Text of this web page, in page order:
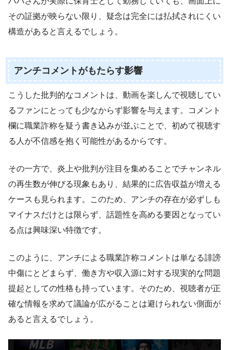
その証拠が映らない限り、疑念は完全には払拭されにくい
構造があると言えるでしょう。
アンチコメントがもたらす影響
こうした批判的なコメントは、動画を楽しんで視聴してい
るファンにとっても少なからず影響を与えます。コメント
欄に職業詐称を疑う書き込みが並ぶことで、初めて視聴す
る人が不信感を抱く可能性があるからです。
その一方で、炎上や批判が注目を集めることでチャンネル
の再生数が伸びる現象もあり、結果的に広告収益が増える
ケースも見られます。このため、アンチの存在が必ずしも
マイナスだけとは限らず、話題性を高める要因となってい
る点は興味深い特徴です。
このように、アンチによる職業詐称コメントは単なる誹謗
中傷にとどまらず、働き方や収入源に対する現実的な問題
提起としての性格も持っています。そのため、視聴者が正
確な情報を求めて議論が広がることは避けられない側面が
あると言えるでしょう。